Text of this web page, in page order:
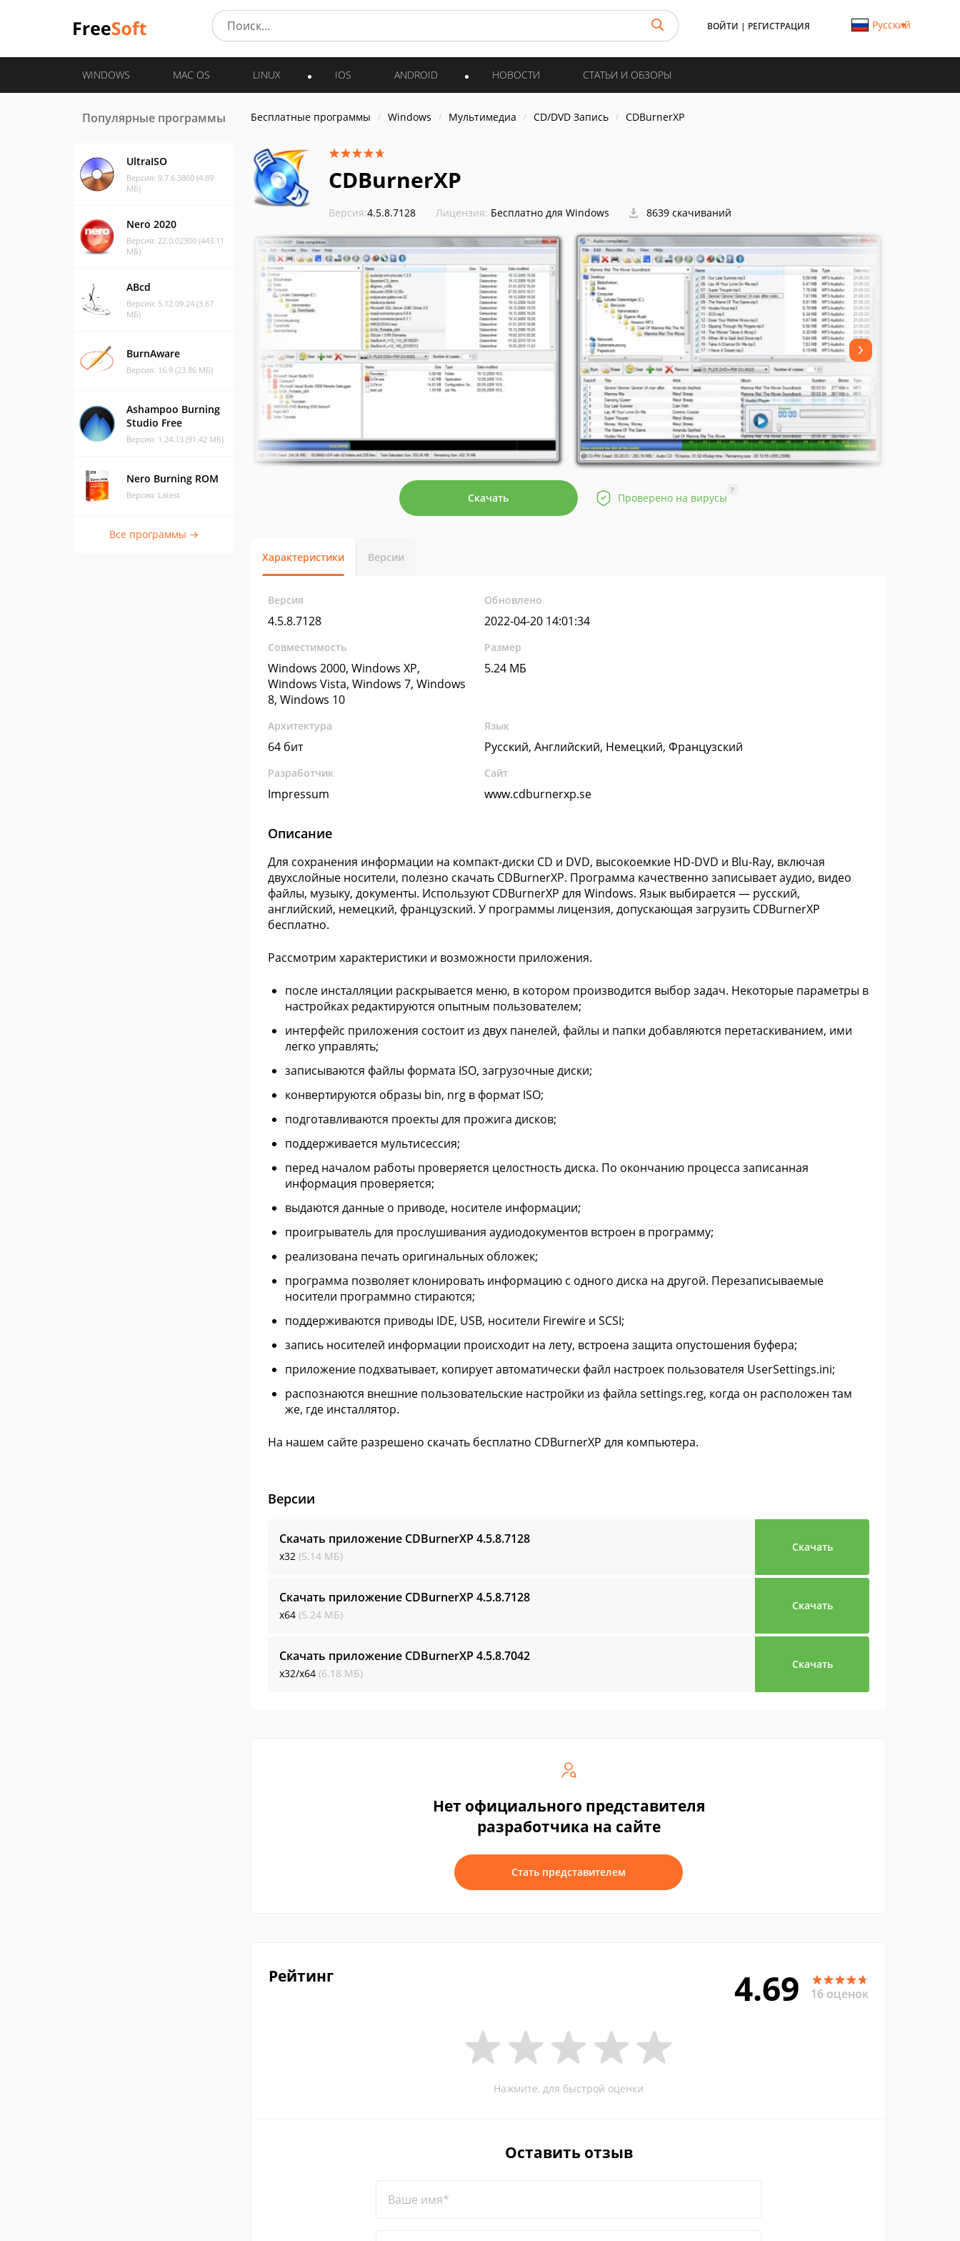
ВОЙТИ | РЕГИСТРАЦИЯ Русский
WINDOWS MAC OS LINUX IOS ANDROID НОВОСТИ СТАТЬИ И ОБЗОРЫ
Популярные программы
UltraISO
Версия: 9.7.6.3860 (4.89
МБ)
Nero 2020
Версия: 22.0.02300 (443.11
МБ)
ABcd
Версия: 5.12.09.24 (3.67
МБ)
BurnAware
Версия: 16.9 (23.86 МБ)
Ashampoo Burning
Studio Free
Версия: 1.24.13 (91.42 МБ)
Nero Burning ROM
Версия: Latest
Все программы →
Бесплатные программы Windows Мультимедиа CD/DVD Запись CDBurnerXP
CDBurnerXP
Версия:4.5.8.7128 Лицензия: Бесплатно для Windows 8639 скачиваний
Скачать Проверено на вирусы
?
Характеристики Версии
Версия
4.5.8.7128
Обновлено
2022-04-20 14:01:34
Совместимость
Windows 2000, Windows XP,
Windows Vista, Windows 7, Windows
8, Windows 10
Размер
5.24 МБ
Архитектура
64 бит
Язык
Русский, Английский, Немецкий, Французский
Разработчик
Impressum
Сайт
www.cdburnerxp.se
Описание
Для сохранения информации на компакт-диски CD и DVD, высокоемкие HD-DVD и Blu-Ray, включая
двухслойные носители, полезно скачать CDBurnerXP. Программа качественно записывает аудио, видео
файлы, музыку, документы. Используют CDBurnerXP для Windows. Язык выбирается — русский,
английский, немецкий, французский. У программы лицензия, допускающая загрузить CDBurnerXP
бесплатно.
Рассмотрим характеристики и возможности приложения.
после инсталляции раскрывается меню, в котором производится выбор задач. Некоторые параметры в
настройках редактируются опытным пользователем;
интерфейс приложения состоит из двух панелей, файлы и папки добавляются перетаскиванием, ими
легко управлять;
записываются файлы формата ISO, загрузочные диски;
конвертируются образы bin, nrg в формат ISO;
подготавливаются проекты для прожига дисков;
поддерживается мультисессия;
перед началом работы проверяется целостность диска. По окончанию процесса записанная
информация проверяется;
выдаются данные о приводе, носителе информации;
проигрыватель для прослушивания аудиодокументов встроен в программу;
реализована печать оригинальных обложек;
программа позволяет клонировать информацию с одного диска на другой. Перезаписываемые
носители программно стираются;
поддерживаются приводы IDE, USB, носители Firewire и SCSI;
запись носителей информации происходит на лету, встроена защита опустошения буфера;
приложение подхватывает, копирует автоматически файл настроек пользователя UserSettings.ini;
распознаются внешние пользовательские настройки из файла settings.reg, когда он расположен там
же, где инсталлятор.
На нашем сайте разрешено скачать бесплатно CDBurnerXP для компьютера.
Версии
Скачать приложение CDBurnerXP 4.5.8.7128
x32 (5.14 МБ)
Скачать
Скачать приложение CDBurnerXP 4.5.8.7128
x64 (5.24 МБ)
Скачать
Скачать приложение CDBurnerXP 4.5.8.7042
x32/x64 (6.18 МБ)
Скачать
Нет официального представителя
разработчика на сайте
Стать представителем
Рейтинг 4.69 16 оценок
Нажмите, для быстрой оценки
Оставить отзыв
Ваше имя*